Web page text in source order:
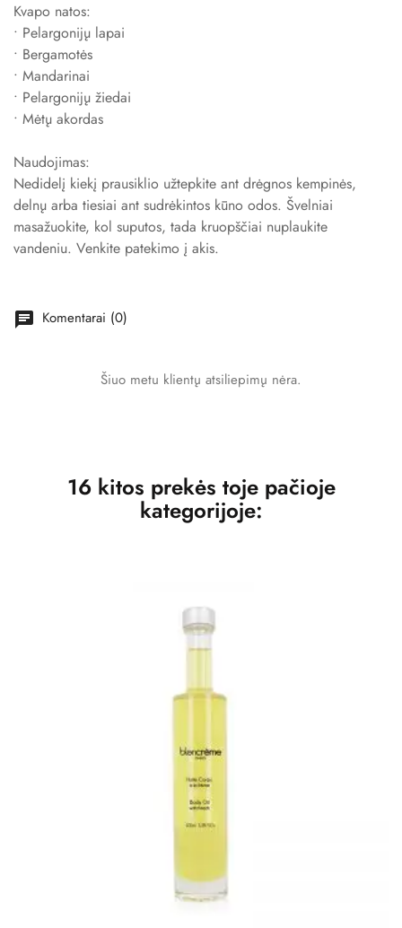
Kvapo natos:
• Pelargonijų lapai
• Bergamotės
• Mandarinai
• Pelargonijų žiedai
• Mėtų akordas
Naudojimas:
Nedidelį kiekį prausiklio užtepkite ant drėgnos kempinės,
delnų arba tiesiai ant sudrėkintos kūno odos. Švelniai
masažuokite, kol suputos, tada kruopščiai nuplaukite
vandeniu. Venkite patekimo į akis.
chat Komentarai (0)
Šiuo metu klientų atsiliepimų nėra.
16 kitos prekės toje pačioje
kategorijoje: